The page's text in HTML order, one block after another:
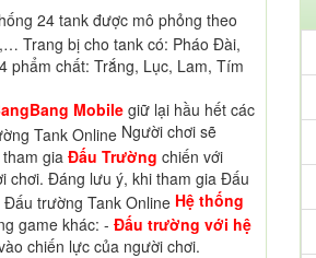
24 tank được mô phỏng theo
Trang bị cho tank có: Pháo Đài,
chất: Trắng, Lục, Lam, Tím
Mobile giữ lại hầu hết các
Người chơi sẽ
gia Đấu Trường chiến với
chơi. Đáng lưu ý, khi tham gia Đấu
Hệ thống
game khác: - Đấu trường với hệ
chiến lực của người chơi.